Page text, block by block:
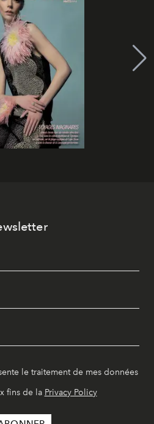
le traitement de mes données
fins de la Privacy Policy